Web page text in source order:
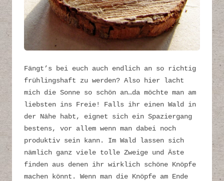
Fängt’s bei euch auch endlich an so richtig
frühlingshaft zu werden? Also hier lacht
mich die Sonne so schön an…da möchte man am
liebsten ins Freie! Falls ihr einen Wald in
der Nähe habt, eignet sich ein Spaziergang
bestens, vor allem wenn man dabei noch
produktiv sein kann. Im Wald lassen sich
nämlich ganz viele tolle Zweige und Äste
finden aus denen ihr wirklich schöne Knöpfe
machen könnt. Wenn man die Knöpfe am Ende